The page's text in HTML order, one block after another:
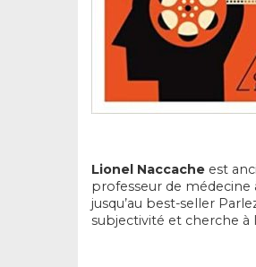
Lionel Naccache est
professeur de médecine
jusqu’au best-seller
subjectivité et cherche à